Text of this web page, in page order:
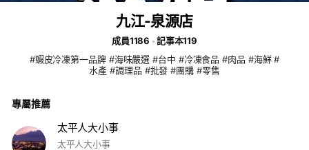
九江-泉源店
成員1186
記事本119
#蝦皮冷凍第一品牌 #海味嚴選 #台中 #冷凍食品 #肉品 #海鮮 #
水產 #調理品 #批發 #團購 #零售
專屬推薦
太平人大小事
太平人大小事